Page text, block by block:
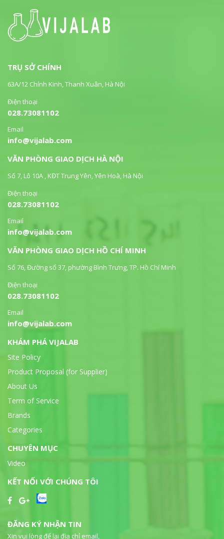
TRỤ SỞ CHÍNH
63A/12 Chính Kinh, Thanh Xuân, Hà Nội
Điện thoại
028.73081102
Email
info@vijalab.com
VĂN PHÒNG GIAO DỊCH HÀ NỘI
Số 7, Lô 10A , KĐT Trung Yên, Yên Hoà, Hà Nội
Điện thoại
028.73081102
Email
info@vijalab.com
VĂN PHÒNG GIAO DỊCH HỒ CHÍ MINH
Số 76, Đường số 37, phường Bình Trưng, TP. Hồ Chí Minh
Điện thoại
028.73081102
Email
info@vijalab.com
KHÁM PHÁ VIJALAB
Site Policy
Product Proposal (for Supplier)
About Us
Term of Service
Brands
Categories
CHUYÊN MỤC
Video
KẾT NỐI VỚI CHÚNG TÔI
ĐĂNG KÝ NHẬN TIN
Xin vui lòng để lại địa chỉ email,